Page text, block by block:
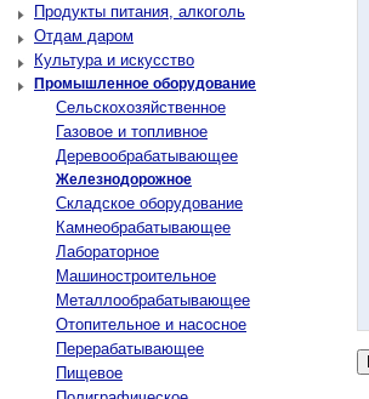
Продукты питания, алкоголь
Отдам даром
Культура и искусство
Промышленное оборудование
Сельскохозяйственное
Газовое и топливное
Деревообрабатывающее
Железнодорожное
Складское оборудование
Камнеобрабатывающее
Лабораторное
Машиностроительное
Металлообрабатывающее
Отопительное и насосное
Перерабатывающее
Пищевое